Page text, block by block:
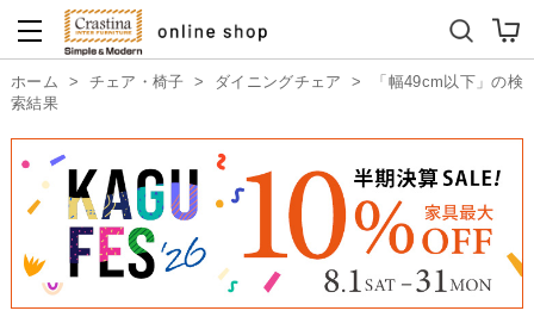
ダイニングテーブルセット
ホーム > チェア・椅子 > ダイニングチェア >
「幅49cm以下」の検
索結果